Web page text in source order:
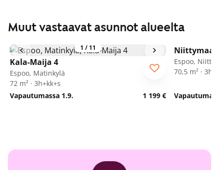
Muut vastaavat asunnot alueelta
1 / 11
Kala-Maija 4
Espoo, Matinkylä
72 m² · 3h+kk+s
Vapautumassa 1.9.
1 199 €
Espoo,
70,5 m² ·